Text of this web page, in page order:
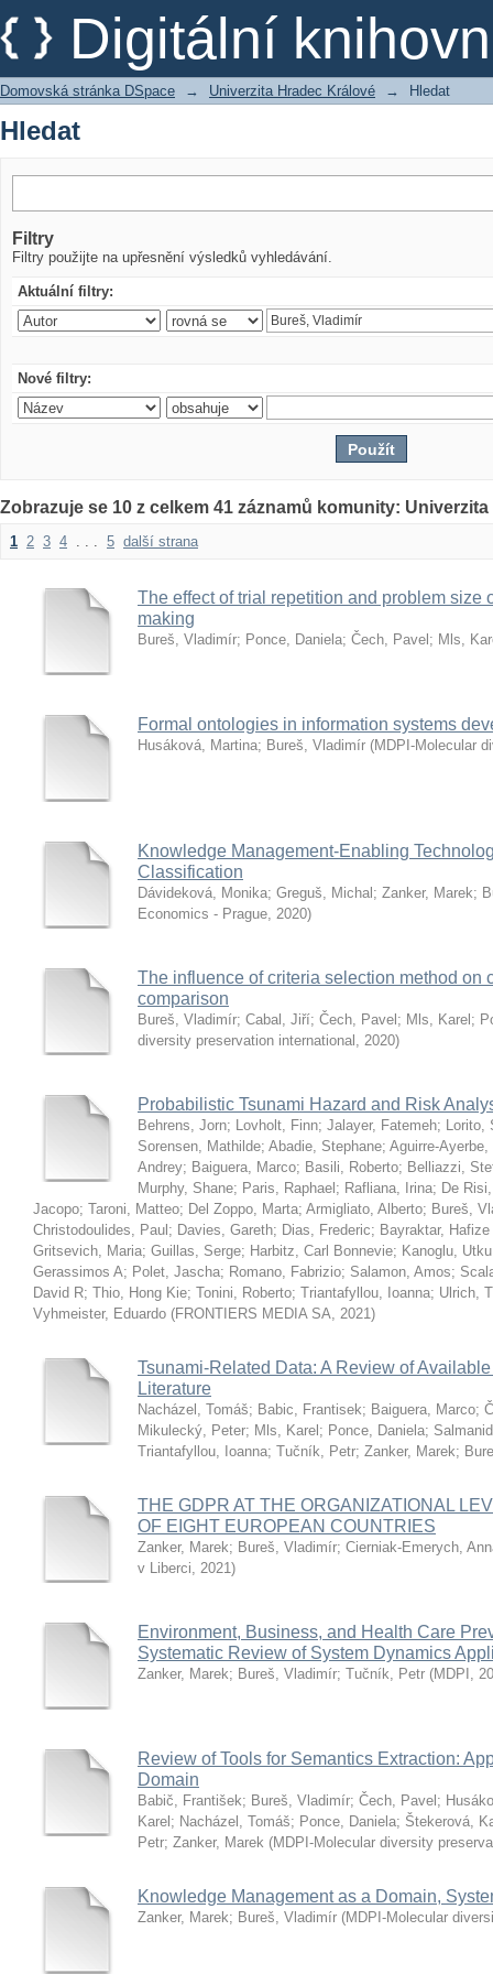
Digitální
Hledat
Domovská stránka DSpace → Univerzita Hradec Králové → Hledat
Hledat
Filtry
Filtry použijte na upřesnění výsledků vyhledávání.
Aktuální filtry:
Nové filtry:
Zobrazuje se 10 z celkem 41 záznamů komunity:
1 2 3 4 . . . 5 další strana
The effect of trial repetition and problem size
making
Bureš, Vladimír; Ponce, Daniela; Čech, Pavel ; Mls,
Formal ontologies in information systems
Husáková, Martina; Bureš, Vladimír (MDPI-Molecular
Knowledge Management-Enabling
Classification
Dávideková, Monika; Greguš, Michal ; Zanker, Marek;
Economics - Prague, 2020)
The influence of criteria selection method on
comparison
Bureš, Vladimír; Cabal, Jiří; Čech, Pavel ; Mls, Karel ;
diversity preservation international , 2020)
Probabilistic Tsunami Hazard and Risk
Behrens, Jorn; Lovholt, Finn; Jalayer, Fatemeh; Lorito,
Sorensen, Mathilde; Abadie, Stephane; Aguirre-Ayerbe,
Andrey; Baiguera, Marco; Basili, Roberto; Belliazzi,
Murphy, Shane; Paris, Raphael ; Rafliana, Irina; De
Jacopo; Taroni, Matteo; Del Zoppo, Marta; Armigliato, Alberto; Bureš,
Christodoulides, Paul ; Davies, Gareth; Dias, Frederic; Bayraktar,
Gritsevich, Maria; Guillas, Serge; Harbitz, Carl Bonnevie; Kanoglu, Utku
Gerassimos A; Polet, Jascha; Romano, Fabrizio; Salamon, Amos;
David R; Thio, Hong Kie; Tonini, Roberto; Triantafyllou, Ioanna; Ulrich,
Vyhmeister, Eduardo (FRONTIERS MEDIA SA, 2021)
Tsunami-Related Data: A Review of
Literature
Nacházel, Tomáš; Babic, Frantisek; Baiguera, Marco;
Mikulecký, Peter; Mls, Karel ; Ponce, Daniela;
Triantafyllou, Ioanna; Tučník, Petr; Zanker, Marek;
THE GDPR AT THE ORGANIZATIONAL
OF EIGHT EUROPEAN COUNTRIES
Zanker, Marek; Bureš, Vladimír; Cierniak-Emerych,
v Liberci, 2021)
Environment, Business, and Health Care
Systematic Review of System Dynamics
Zanker, Marek; Bureš, Vladimír; Tučník, Petr (MDPI ,
Review of Tools for Semantics Extraction:
Domain
Babič, František; Bureš, Vladimír; Čech, Pavel ;
Karel ; Nacházel, Tomáš; Ponce, Daniela; Štekerová,
Petr; Zanker, Marek (MDPI-Molecular diversity
Knowledge Management as a Domain,
Zanker, Marek; Bureš, Vladimír (MDPI-Molecular